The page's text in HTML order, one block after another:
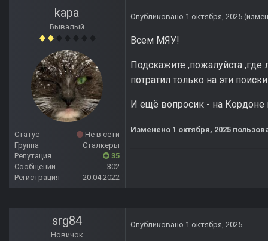
kapa
Бывалый
Статус
Не в сети
Группа
Сталкеры
Репутация
35
Сообщений
302
Регистрация
20.04.2022
Опубликовано 1 октября, 2025
Всем МЯУ!
Подскажите ,пожалуйста ,где
потратил только на эти
И ещё вопросик - на Кордоне
Изменено 1 октября, 2025
srg84
Новичок
Опубликовано 1 октября, 2025